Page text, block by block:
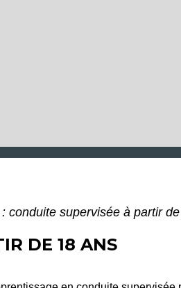
conduite supervisée à partir
DE 18 ANS